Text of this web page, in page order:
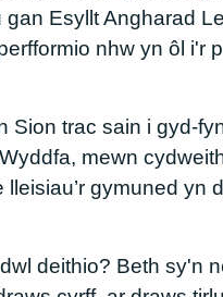
Esyllt Angharad
nhw yn ôl i'r
Sion trac sain i gyd-
mewn
lleisiau’r gymuned
deithio? Beth sy'n